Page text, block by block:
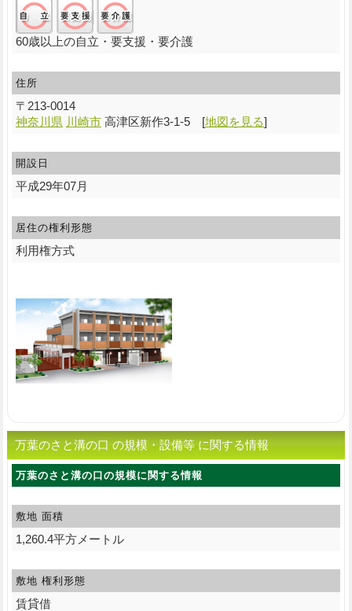
60歳以上の自立・要支援・要介護
住所
〒 213-0014
神奈川県 川崎市 高津区新作3-1-5[地図を見る]
開設日
平成29年07月
居住の権利形態
利用権方式
万葉のさと溝の口 の規模・設備等 に関する情報
万葉のさと溝の口の規模に関する情報
敷地 面積
1,260.4平方メートル
敷地 権利形態
賃貸借